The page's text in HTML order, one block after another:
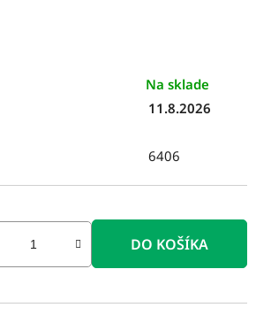
Na sklade
11.8.2026
6406
DO KOŠÍKA